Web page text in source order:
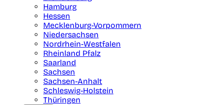
Hamburg
Hessen
Mecklenburg-Vorpommern
Niedersachsen
Nordrhein-Westfalen
Rheinland Pfalz
Saarland
Sachsen
Sachsen-Anhalt
Schleswig-Holstein
Thüringen